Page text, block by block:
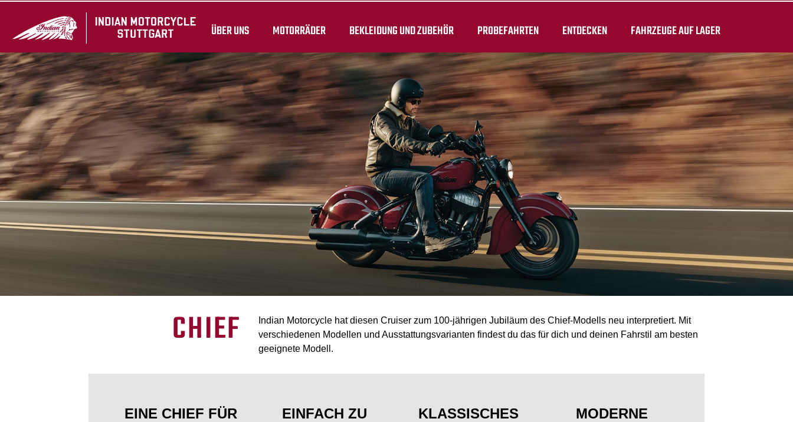
ÜBER UNS MOTORRÄDER BEKLEIDUNG UND ZUBEHÖR PROBEFAHRTEN ENTDECKEN FAHRZEUGE AUF LAGER
CHIEF
Indian Motorcycle hat diesen Cruiser zum 100-jährigen Jubiläum des Chief-Modells neu interpretiert. Mit
verschiedenen Modellen und Ausstattungsvarianten findest du das für dich und deinen Fahrstil am besten
geeignete Modell.
EINE CHIEF FÜR
EINFACH ZU
KLASSISCHES
MODERNE